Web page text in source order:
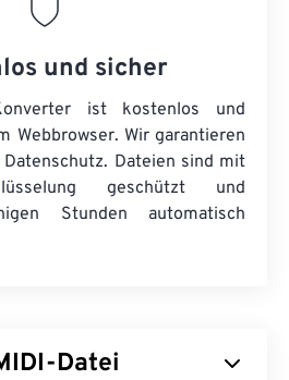
und sicher
ist kostenlos und
Webbrowser. Wir garantieren
Dateien sind mit
geschützt und
Stunden automatisch
Datei